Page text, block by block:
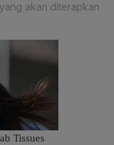
akan diterapkan